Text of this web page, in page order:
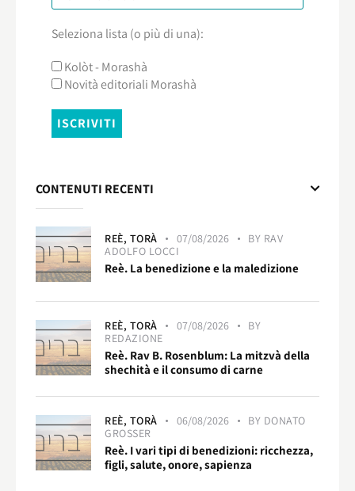
Seleziona lista (o più di una):
Kolòt - Morashà
Novità editoriali Morashà
CONTENUTI RECENTI
REÈ, TORÀ 07/08/2026 BY RAV
ADOLFO LOCCI
Reè. La benedizione e la maledizione
REÈ, TORÀ 07/08/2026
BY
REDAZIONE
Reè. Rav B. Rosenblum: La mitzvà della
shechità e il consumo di carne
REÈ, TORÀ 06/08/2026 BY DONATO
GROSSER
Reè. I vari tipi di benedizioni: ricchezza,
figli, salute, onore, sapienza